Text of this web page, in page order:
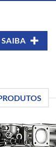
SAIBA